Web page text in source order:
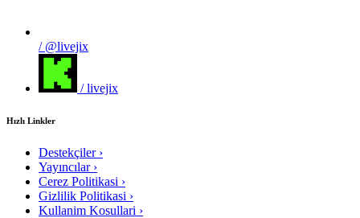
/ @livejix
/ livejix
Hızlı Linkler
Destekçiler ›
Yayıncılar ›
Cerez Politikasi ›
Gizlilik Politikasi ›
Kullanim Kosullari ›